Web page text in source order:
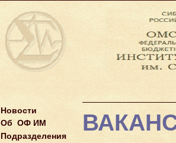
Новости
Об ОФ ИМ
Подразделения